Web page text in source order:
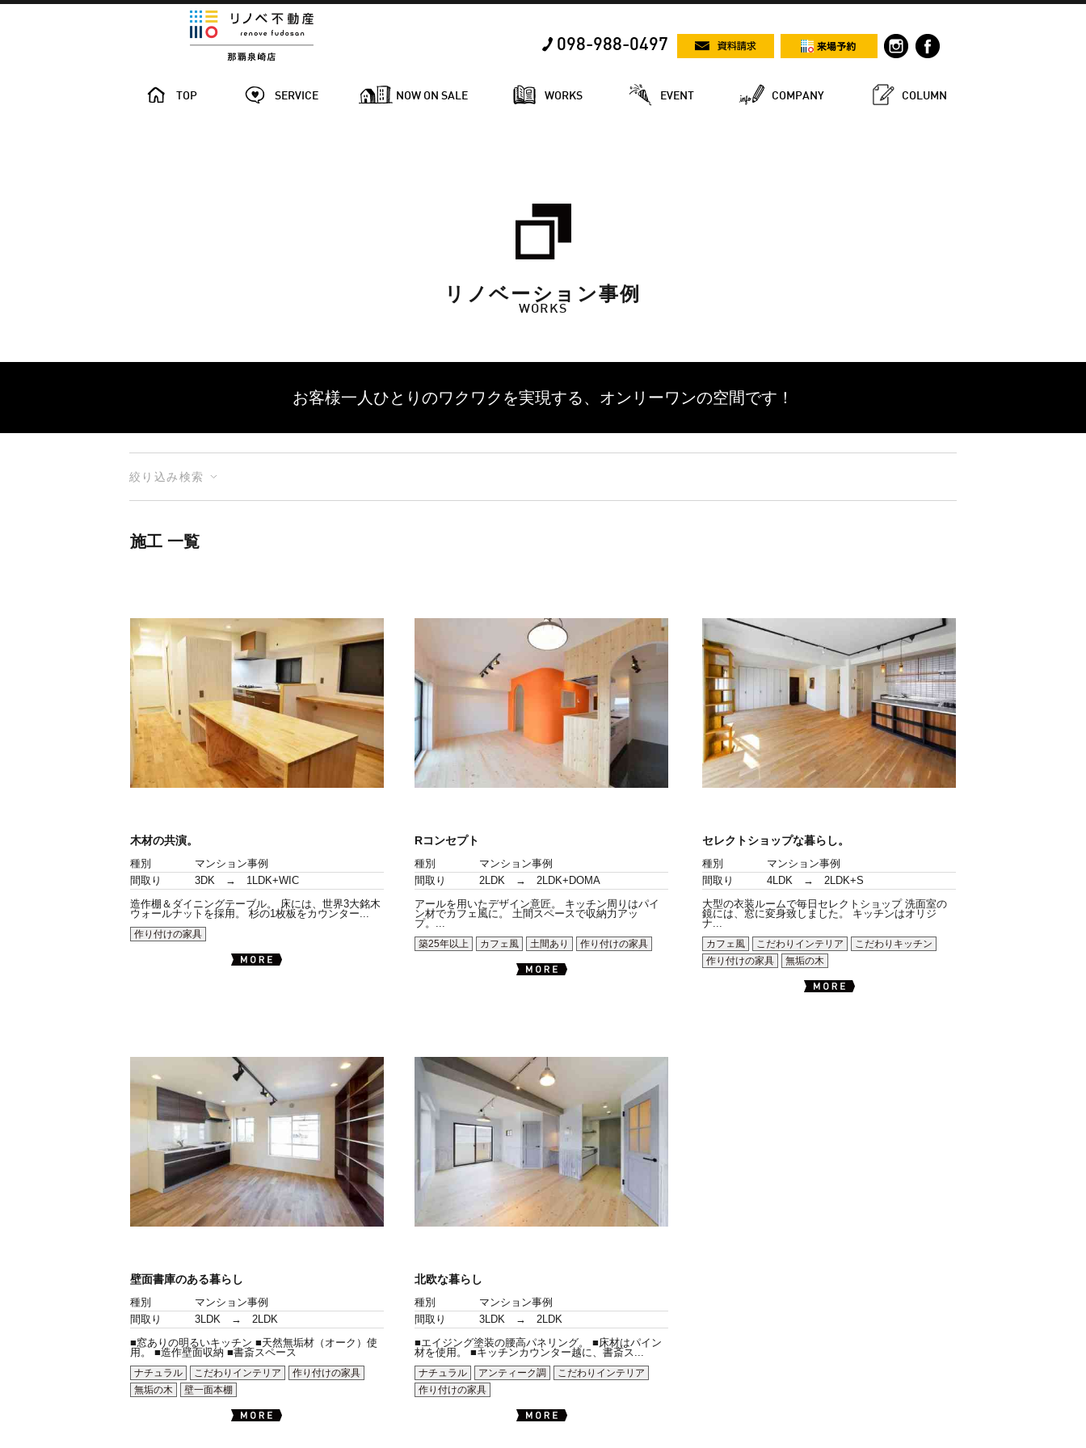
098-988-0497
TOP SERVICE NOW ON SALE WORKS EVENT COMPANY COLUMN
リノベーション事例
WORKS
お客様一人ひとりのワクワクを実現する、 オンリーワンの空間です！
絞り込み検索
施工 一覧
木材の共演。
種別
マンション事例
間取り
3DK → 1LDK+WIC
造作棚＆ダイニングテーブル。 床には、世界3大銘木
ウォールナットを採用。 杉の1枚板をカウンター...
作り付けの家具
Rコンセプト
種別
マンション事例
間取り
2LDK → 2LDK+DOMA
アールを用いたデザイン意匠。 キッチン周りはパイ
ン材でカフェ風に。 土間スペースで収納力アッ
プ。...
築25年以上
カフェ風 土間あり 作り付けの家具
セレクトショップな暮らし。
種別
マンション事例
間取り
4LDK → 2LDK+S
大型の衣装ルームで毎日セレクトショップ 洗面室の
鏡には、窓に変身致しました。 キッチンはオリジ
ナ...
カフェ風
こだわりインテリア
こだわりキッチン
作り付けの家具
無垢の木
壁面書庫のある暮らし
種別
マンション事例
間取り
3LDK → 2LDK
■窓ありの明るいキッチン ■天然無垢材（オーク）使
用。 ■造作壁面収納 ■書斎スペース
ナチュラル
こだわりインテリア
作り付けの家具
無垢の木
壁一面本棚
北欧な暮らし
種別
マンション事例
間取り
3LDK → 2LDK
■エイジング塗装の腰高パネリング。 ■床材はパイン
材を使用。 ■キッチンカウンター越に、書斎ス...
ナチュラル
アンティーク調
こだわりインテリア
作り付けの家具